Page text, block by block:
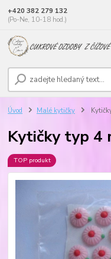
+420 382 279 132
(Po-Ne, 10-18 hod.)
Úvod Malé kytičky
Kytičky typ 4
TOP produkt